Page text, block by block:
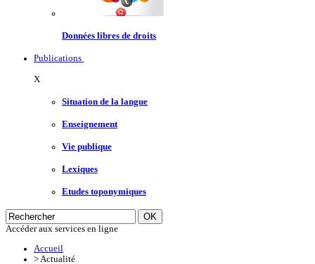
Données libres de droits
Publications
X
Situation de la langue
Enseignement
Vie publique
Lexiques
Etudes toponymiques
Accéder aux services en ligne
Accueil
> Actualité